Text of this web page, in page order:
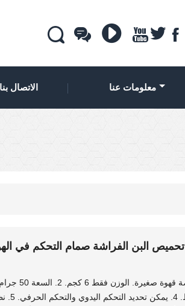
    
الاتصال بنا معلومات عنا
تحميص البن الفراشة صمام التحكم في